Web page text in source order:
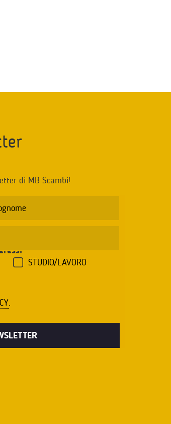
di MB Scambi!
STUDIO/LAVORO
.